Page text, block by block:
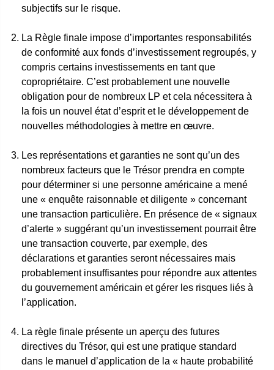
subjectifs sur le risque.
La Règle finale impose d’importantes responsabilités
de conformité aux fonds d’investissement regroupés, y
compris certains investissements en tant que
copropriétaire. C’est probablement une nouvelle
obligation pour de nombreux LP et cela nécessitera à
la fois un nouvel état d’esprit et le développement de
nouvelles méthodologies à mettre en œuvre.
Les représentations et garanties ne sont qu’un des
nombreux facteurs que le Trésor prendra en compte
pour déterminer si une personne américaine a mené
une « enquête raisonnable et diligente » concernant
une transaction particulière. En présence de « signaux
d’alerte » suggérant qu’un investissement pourrait être
une transaction couverte, par exemple, des
déclarations et garanties seront nécessaires mais
probablement insuffisantes pour répondre aux attentes
du gouvernement américain et gérer les risques liés à
l’application.
La règle finale présente un aperçu des futures
directives du Trésor, qui est une pratique standard
dans le manuel d’application de la « haute probabilité